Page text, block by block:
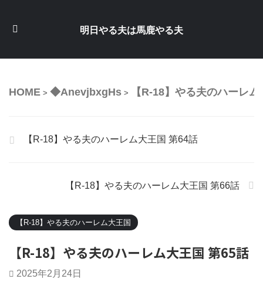
明日やる夫は馬鹿やる夫
HOME > ◆AnevjbxgHs > 【R-18】やる夫のハーレ
【R-18】やる夫のハーレム大王国 第64話
【R-18】やる夫のハーレム大王国 第66話
【R-18】やる夫のハーレム大王国
【R-18】やる夫のハーレム大王国 第65話
2025年2月24日